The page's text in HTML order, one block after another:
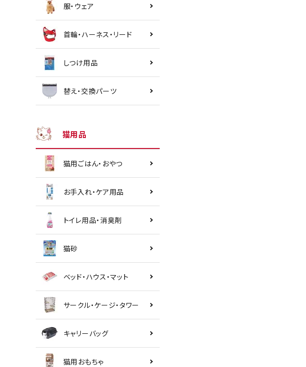
服・ウェア
首輪・ハーネス・リード
しつけ用品
替え・交換パーツ
猫用品
猫用ごはん・おやつ
お手入れ・ケア用品
トイレ用品・消臭剤
猫砂
ベッド・ハウス・マット
サークル・ケージ・タワー
キャリーバッグ
猫用おもちゃ